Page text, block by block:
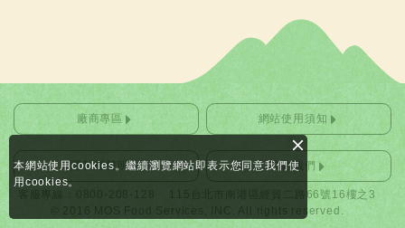
廠商專區 網站使用須知
隱私權聲明 聯絡我們
115台北市南港區經貿二路66號16樓之3
© 2016 MOS Food Services, INC. All rights reserved.
本網站使用cookies。繼續瀏覽網站即表示您同意我們使
用cookies。